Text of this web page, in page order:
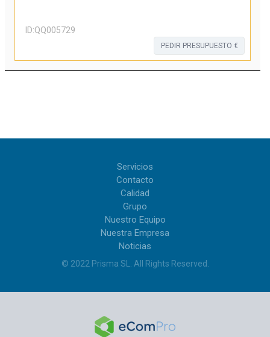
ID:QQ005729
PEDIR PRESUPUESTO €
Servicios
Contacto
Calidad
Grupo
Nuestro Equipo
Nuestra Empresa
Noticias
© 2022 Prisma SL All Rights Reserved